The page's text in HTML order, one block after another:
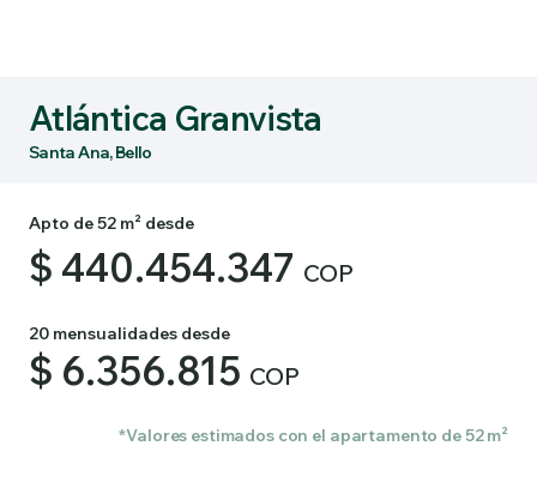
Atlántica Granvista
Santa Ana, Bello
Apto de 52 m² desde
$ 440.454.347 COP
20 mensualidades desde
$ 6.356.815 COP
*Valores estimados con el apartamento de 52 m²